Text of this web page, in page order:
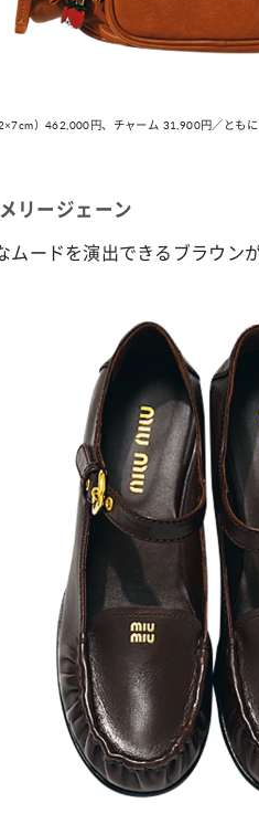
）462,000円、チャーム 31,900円／とも
リージェーン
ムードを演出できるブラウン